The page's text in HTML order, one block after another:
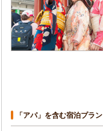
「アパ」を含む宿泊プラン